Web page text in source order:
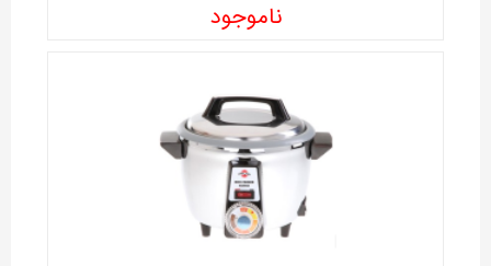
ناموجود